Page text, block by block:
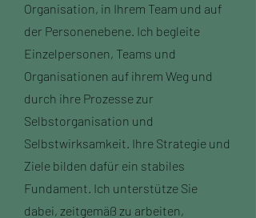
Organisation, in Ihrem Team und auf
der Personenebene. Ich begleite
Einzelpersonen, Teams und
Organisationen auf ihrem Weg und
durch ihre Prozesse zur
Selbstorganisation und
Selbstwirksamkeit. Ihre Strategie und
Ziele bilden dafür ein stabiles
Fundament. Ich unterstütze Sie
dabei, zeitgemäß zu arbeiten,